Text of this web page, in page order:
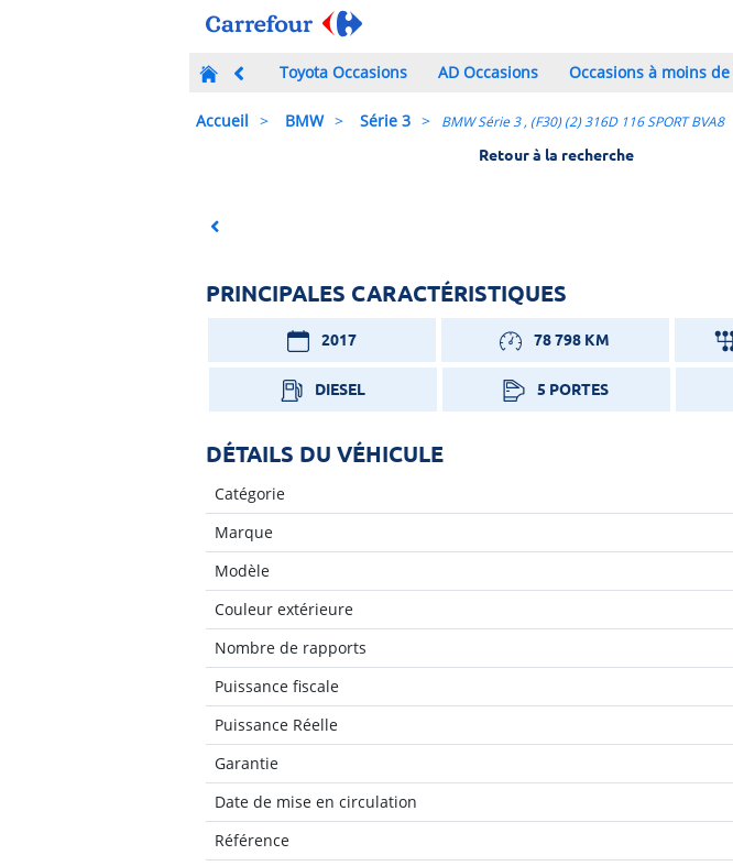
Toyota Occasions AD Occasions Occasions à moins
Accueil BMW Série 3 BMW Série 3 , (F30) (2) 316D 116 SPORT BVA8
Retour à la recherche
PRINCIPALES CARACTÉRISTIQUES
2017 78 798 KM
DIESEL 5 PORTES
DÉTAILS DU VÉHICULE
Catégorie
Marque
Modèle
Couleur extérieure
Nombre de rapports
Puissance fiscale
Puissance Réelle
Garantie
Date de mise en circulation
Référence